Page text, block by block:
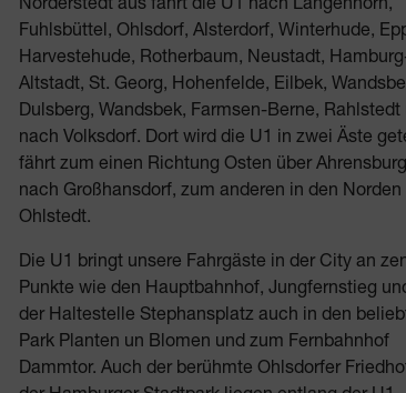
Fuhlsbüttel, Ohlsdorf, Alsterdorf, Winterhude,
Harvestehude, Rotherbaum, Neustadt,
Altstadt, St. Georg, Hohenfelde, Eilbek,
Dulsberg, Wandsbek, Farmsen-Berne, Rahlstedt
nach Volksdorf. Dort wird die U1 in zwei Äste
fährt zum einen Richtung Osten über
nach Großhansdorf, zum anderen in den Norden
Ohlstedt.
Die U1 bringt unsere Fahrgäste in der City an
Punkte wie den Hauptbahnhof, Jungfernstieg
der Haltestelle Stephansplatz auch in den
Park Planten un Blomen und zum Fernbahnhof
Dammtor. Auch der berühmte Ohlsdorfer